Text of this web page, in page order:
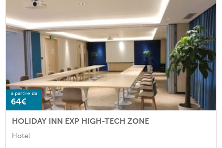
a partire da
64€
HOLIDAY INN EXP HIGH-TECH ZONE
Hotel